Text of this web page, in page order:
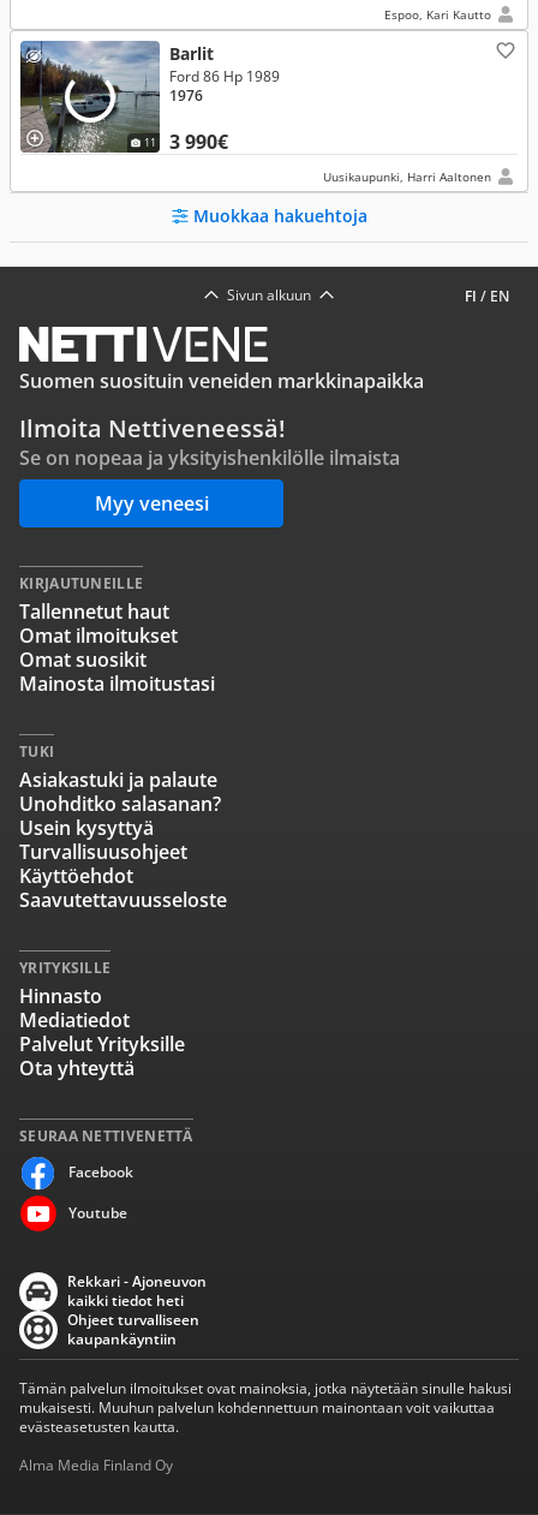
Espoo, Kari Kautto
11
Barlit
3 990€
Ford 86 Hp 1989
1976
Uusikaupunki, Harri Aaltonen
Muokkaa hakuehtoja
FI / EN
Sivun alkuun
Suomen suosituin veneiden markkinapaikka
Ilmoita Nettiveneessä!
Se on nopeaa ja yksityishenkilölle ilmaista
Myy veneesi
SEURAA NETTIVENETTÄ
Facebook
Youtube
KIRJAUTUNEILLE
Tallennetut haut
Omat ilmoitukset
Omat suosikit
Mainosta ilmoitustasi
TUKI
Asiakastuki ja palaute
Unohditko salasanan?
Usein kysyttyä
Turvallisuusohjeet
Käyttöehdot
Saavutettavuusseloste
YRITYKSILLE
Hinnasto
Mediatiedot
Palvelut Yrityksille
Ota yhteyttä
Rekkari - Ajoneuvon
kaikki tiedot heti
Ohjeet turvalliseen
kaupankäyntiin
Tämän palvelun ilmoitukset ovat mainoksia, jotka näytetään sinulle hakusi
mukaisesti. Muuhun palvelun kohdennettuun mainontaan voit vaikuttaa
evästeasetusten kautta.
Alma Media Finland Oy